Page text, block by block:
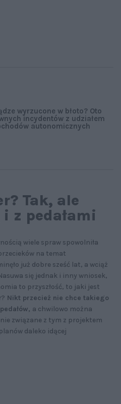
wyrzucone w błoto? Oto
incydentów z udziałem
autonomicznych
Tak, ale
z pedałami
wiele spraw spowolniła
na temat
już dobre sześć lat, a wciąż
się jednak i inny wniosek,
to przyszłość, to jaki jest
Nikt przecież nie chce takiego
a chwilowo można
związane z tym z projektem
daleko idącej